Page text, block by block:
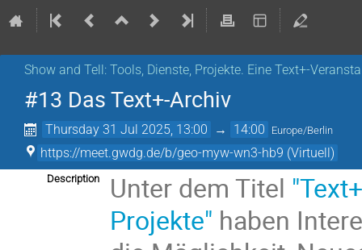
Show and Tell: Tools, Dienste, Projekte. Eine Text+-
#13 Das Text+-Archiv
Thursday 31 Jul 2025, 13:00 → 14:00 Europe/Berlin
https://meet.gwdg.de/b/geo-myw-wn3-hb9 (Virtuell)
Description Unter dem Titel
Projekte" haben